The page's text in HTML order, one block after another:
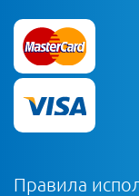
Правила